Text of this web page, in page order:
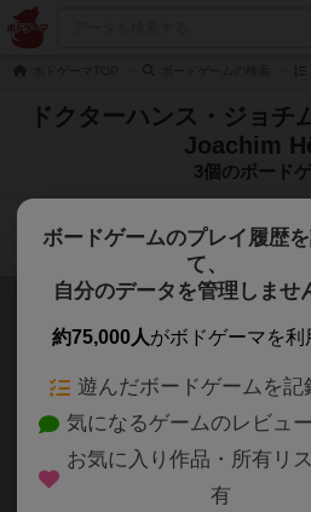
ドクターハンス・ジョチ
Joachim
3個のボード
検索メニ
フィード ザ ク
Feed the
ボードゲームのプレイ履歴
て、
自分のデータを管理しませ
約75,000人がボドゲーマを利
遊んだボードゲームを記
気になるゲームのレビュ
お気に入り作品・所有リ
有